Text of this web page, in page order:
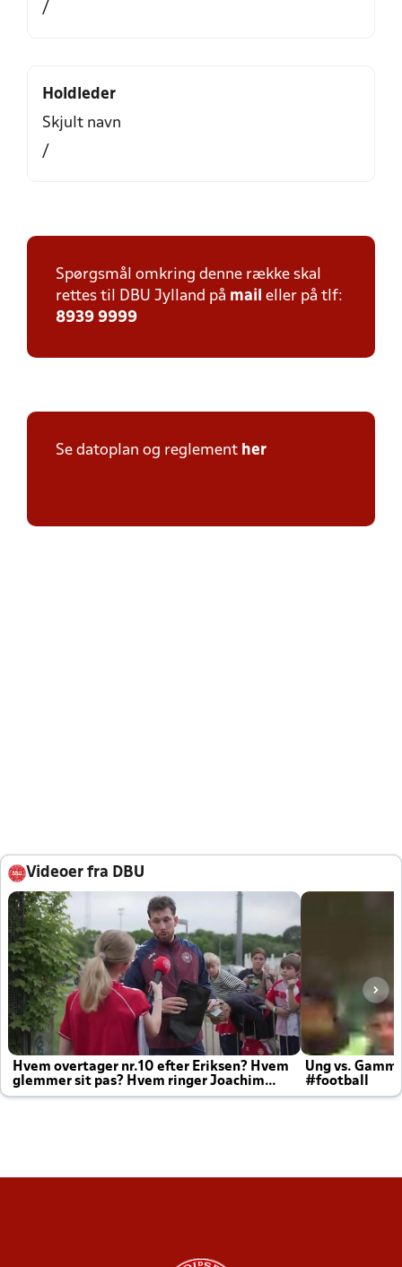
/
Holdleder
Skjult navn
/
Spørgsmål omkring denne række skal
rettes til DBU Jylland på mail eller på tlf:
8939 9999
Se datoplan og reglement her
Videoer fra DBU
Hvem overtager nr.10 efter Eriksen? Hvem
glemmer sit pas? Hvem ringer Joachim
altid til efter kampe?
Ung vs.
#football